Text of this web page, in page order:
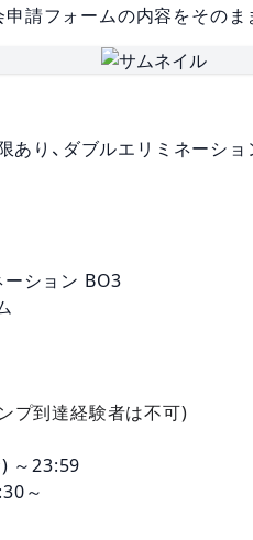
申請フォームの内容をそのま
あり、ダブルエリミネーシ
ーション BO3
プ到達経験者は不可)
～23:59
～